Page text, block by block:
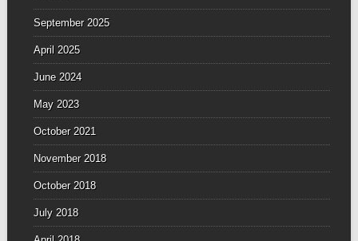
September 2025
April 2025
June 2024
May 2023
October 2021
November 2018
October 2018
July 2018